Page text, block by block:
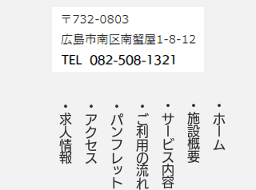
・求人情報 ・アクセス ・パンフレット・ご利用の流れ・サービス内容 ・施設概要 ・ホーム